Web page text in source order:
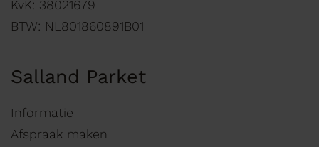
KvK: 38021679
BTW: NL801860891B01
Salland Parket
Informatie
Afspraak maken